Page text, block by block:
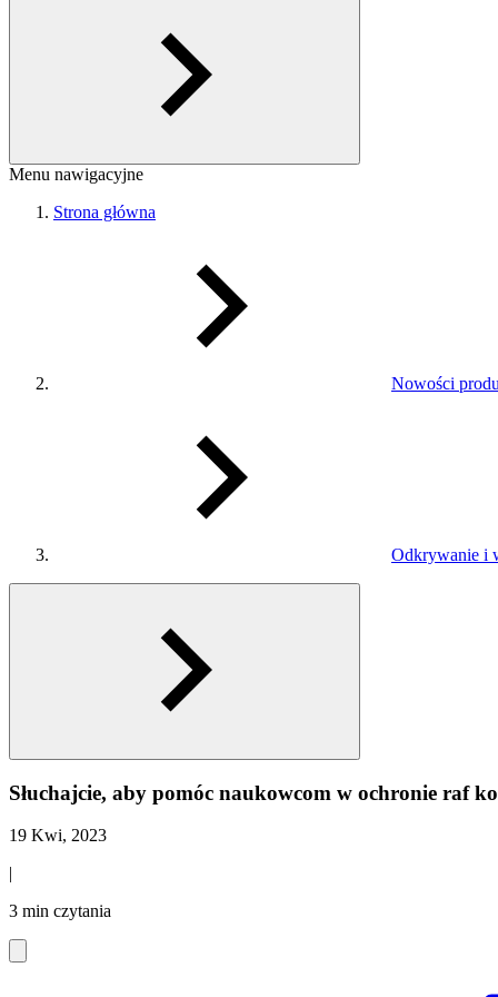
Menu nawigacyjne
Strona główna
Nowości
Odkrywanie i
Słuchajcie, aby pomóc naukowcom w ochronie raf
19 Kwi, 2023
|
3 min czytania